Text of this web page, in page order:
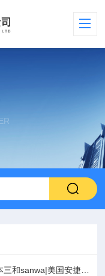
和sanwa|美国安捷伦agilent仪器